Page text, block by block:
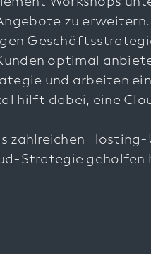
zu erweitern.
optimal
und arbeiten
hilft dabei, eine
Hosting-
Strategie geholfen